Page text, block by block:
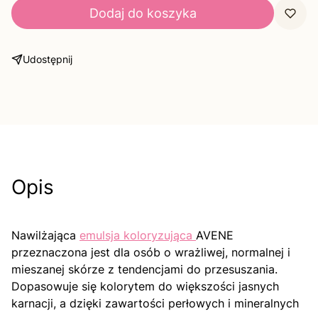
Dodaj do koszyka
Udostępnij
Opis
Nawilżająca emulsja koloryzująca AVENE
przeznaczona jest dla osób o wrażliwej, normalnej i
mieszanej skórze z tendencjami do przesuszania.
Dopasowuje się kolorytem do większości jasnych
karnacji, a dzięki zawartości perłowych i mineralnych